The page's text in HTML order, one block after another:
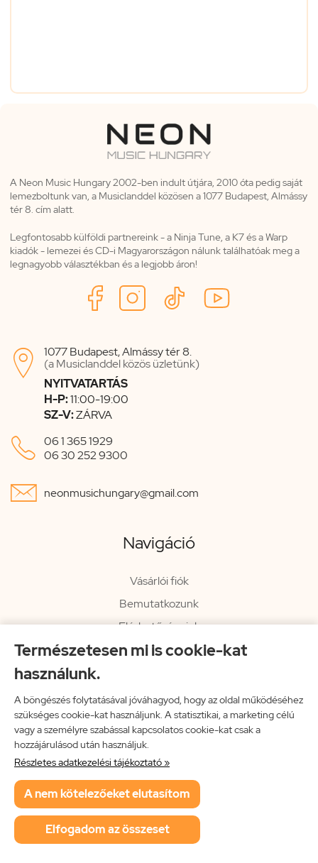
Természetesen mi is cookie-kat
használunk.
A böngészés folytatásával jóváhagyod, hogy az oldal működéséhez
szükséges cookie-kat használjunk. A statisztikai, a marketing célú
vagy a személyre szabással kapcsolatos cookie-kat csak a
hozzájárulásod után használjuk.
Részletes adatkezelési tájékoztató »
A nem kötelezőeket elutasítom
Elfogadom az összeset
A Neon Music Hungary 2002-ben indult útjára, 2010 óta pedig saját
lemezboltunk van, a Musiclanddel közösen a 1077 Budapest, Almássy
tér 8. cím alatt.
Legfontosabb külföldi partnereink - a Ninja Tune, a K7 és a Warp
kiadók - lemezei és CD-i Magyarországon nálunk találhatóak meg a
legnagyobb választékban és a legjobb áron!

1077 Budapest, Almássy tér 8.
(a Musiclanddel közös üzletünk)
NYITVATARTÁS
H-P:11:00-19:00
SZ-V:ZÁRVA
 06 1 365 1929
06 30 252 9300
 neonmusichungary@gmail.com
Navigáció
Vásárlói fiók
Bemutatkozunk
Elérhetőségeink
Hírlevél
Impresszum
Vissza a főoldalra
Neon Music Hungary Bt.
ÁSZF
Adatkezelési tájékoztató